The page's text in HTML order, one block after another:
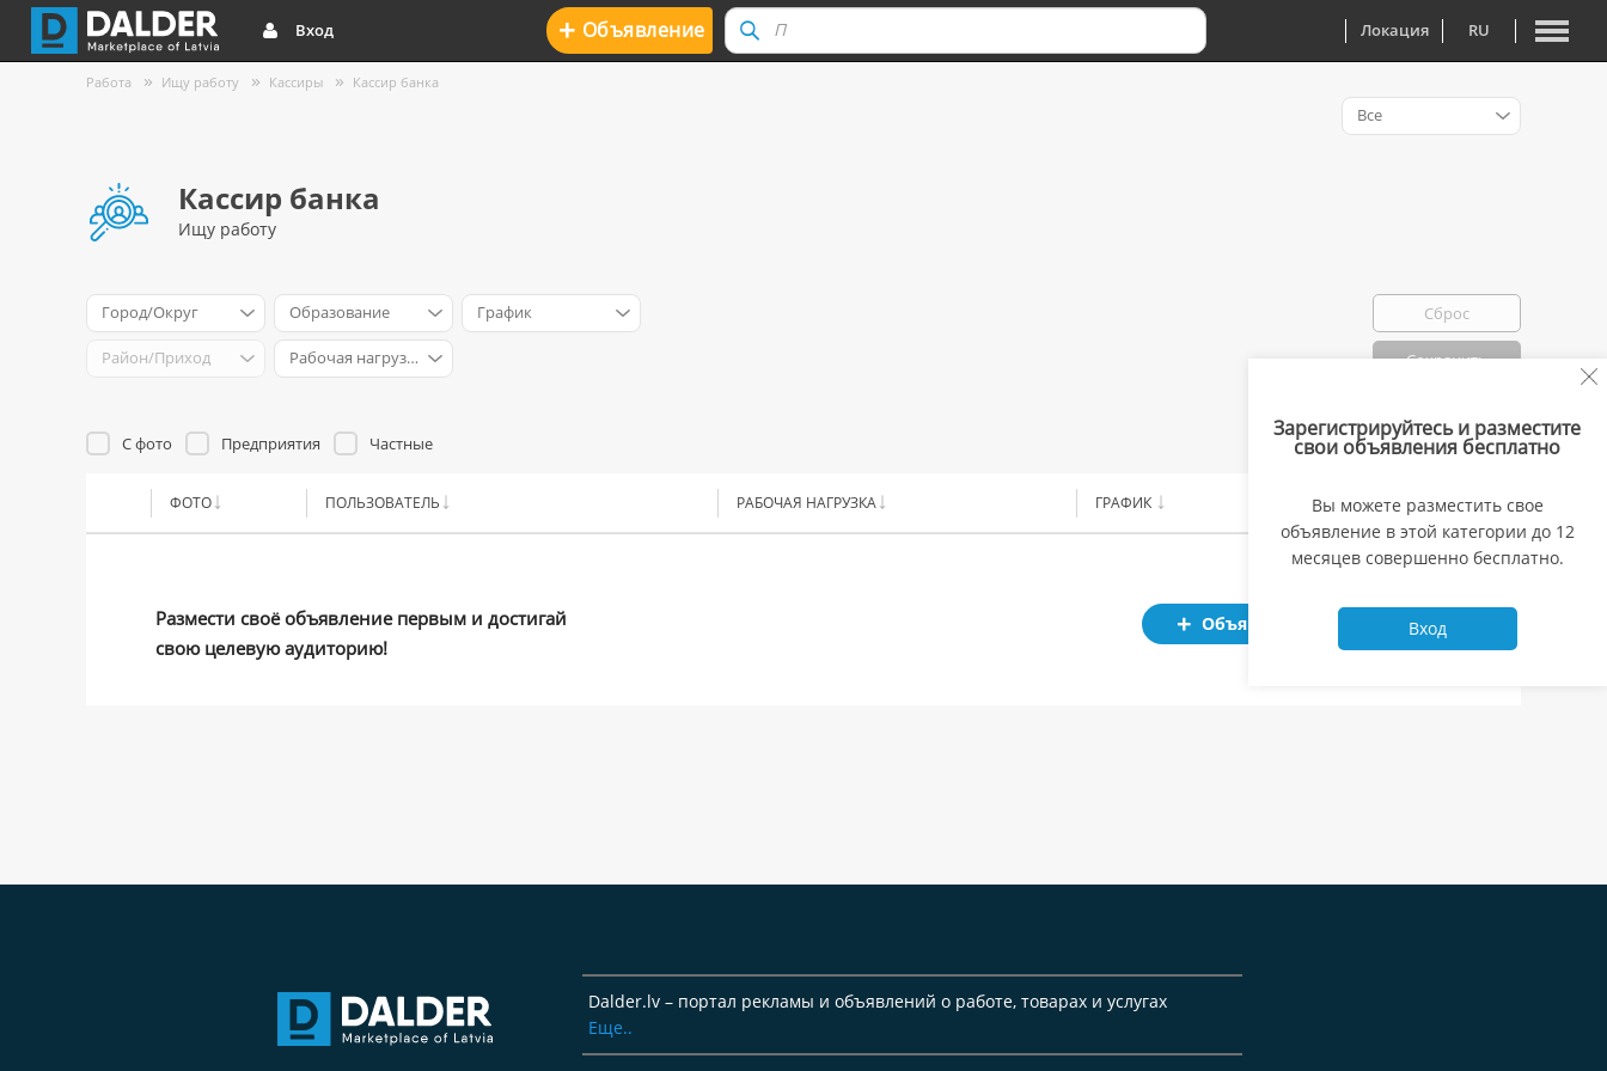
Вход + Oбъявление Локация RU
Работа Ищу работу Кассиры Кассир банка
Кассир банка
Ищу работу
Город/Округ Образование График
Район/Приход Рабочая нагрузка
Сброс
Сохранить
Все
С фото Предприятия Частные Избранно: 0
ФОТО ПОЛЬЗОВАТЕЛЬ РАБОЧАЯ НАГРУЗКА ГРАФИК ЗАРПЛАТА
Размести своё объявление первым и достигай
свою целевую аудиторию!
Объявление
Зарегистрируйтесь и разместите
свои объявления бесплатно
Вы можете разместить свое
объявление в этой категории до 12
месяцев совершенно бесплатно.
Вход
Dalder.lv – портал рекламы и объявлений о работе, товарах и услугах
Еще..